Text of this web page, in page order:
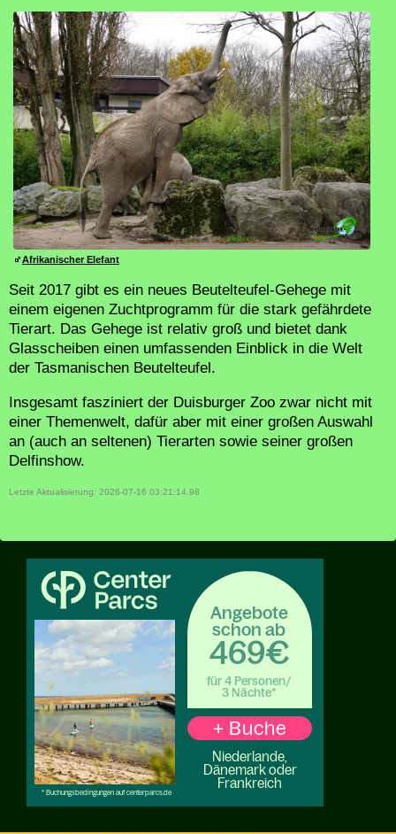
Afrikanischer Elefant
Seit 2017 gibt es ein neues Beutelteufel-Gehege mit
einem eigenen Zuchtprogramm für die stark gefährdete
Tierart. Das Gehege ist relativ groß und bietet dank
Glasscheiben einen umfassenden Einblick in die Welt
der Tasmanischen Beutelteufel.
Insgesamt fasziniert der Duisburger Zoo zwar nicht mit
einer Themenwelt, dafür aber mit einer großen Auswahl
an (auch an seltenen) Tierarten sowie seiner großen
Delfinshow.
Letzte Aktualisierung: 2026-07-16 03:21:14.98